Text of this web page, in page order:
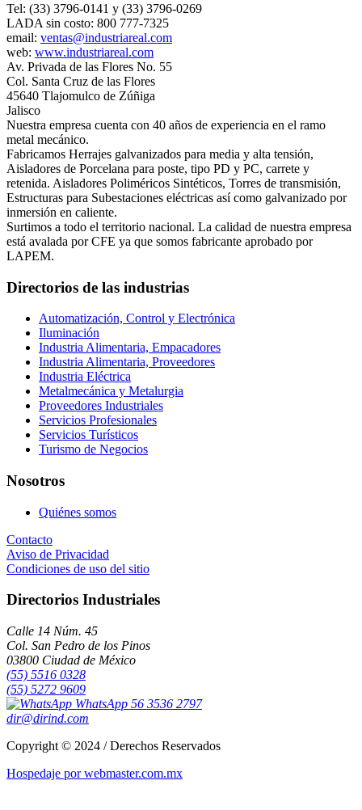
Tel: (33) 3796-0141 y (33) 3796-0269
LADA sin costo: 800 777-7325
email: ventas@industriareal.com
web: www.industriareal.com
Av. Privada de las Flores No. 55
Col. Santa Cruz de las Flores
45640 Tlajomulco de Zúñiga
Jalisco
Nuestra empresa cuenta con 40 años de experiencia en el ramo
metal mecánico.
Fabricamos Herrajes galvanizados para media y alta tensión,
Aisladores de Porcelana para poste, tipo PD y PC, carrete y
retenida. Aisladores Poliméricos Sintéticos, Torres de transmisión,
Estructuras para Subestaciones eléctricas así como galvanizado por
inmersión en caliente.
Surtimos a todo el territorio nacional. La calidad de nuestra empresa
está avalada por CFE ya que somos fabricante aprobado por
LAPEM.
Directorios de las industrias
Automatización, Control y Electrónica
Iluminación
Industria Alimentaria, Empacadores
Industria Alimentaria, Proveedores
Industria Eléctrica
Metalmecánica y Metalurgia
Proveedores Industriales
Servicios Profesionales
Servicios Turísticos
Turismo de Negocios
Nosotros
Quiénes somos
Contacto
Aviso de Privacidad
Condiciones de uso del sitio
Directorios Industriales
Calle 14 Núm. 45
Col. San Pedro de los Pinos
03800 Ciudad de México
(55) 5516 0328
(55) 5272 9609
WhatsApp 56 3536 2797
dir@dirind.com
Copyright © 2024 / Derechos Reservados
Hospedaje por webmaster.com.mx